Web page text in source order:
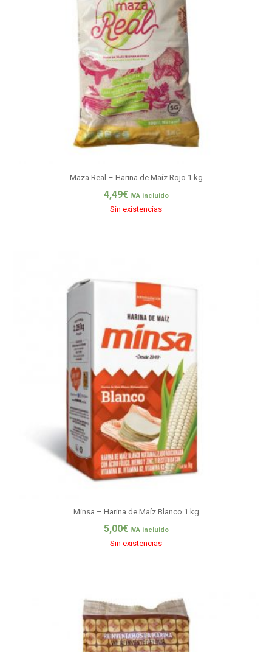
Maza Real – Harina de Maíz Rojo 1 kg
4,49€ IVA incluido
Sin existencias
Minsa – Harina de Maíz Blanco 1 kg
5,00€ IVA incluido
Sin existencias